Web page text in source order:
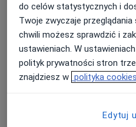
do celów statystycznych i
Twoje zwyczaje
chwili możesz sprawdzić i
ustawieniach. W
polityk prywatności stron
znajdziesz w polityka cookies
Edytuj